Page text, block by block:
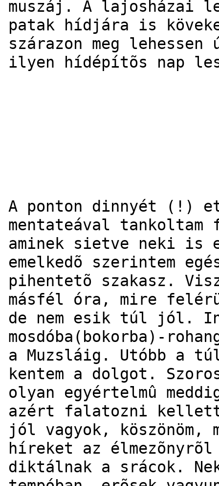
muszáj. A lajosházai
patak hídjára is
szárazon meg
ilyen hídépítõs nap
A ponton dinnyét (!)
mentateával
aminek sietve neki is
emelkedõ szerintem
pihentetõ szakasz.
másfél óra, mire
de nem esik túl jól.
mosdóba(bokorba)-
a Muzsláig. Utóbb a
kentem a dolgot.
olyan egyértelmû
azért falatozni
jól vagyok, köszönöm,
híreket az
diktálnak a srácok.